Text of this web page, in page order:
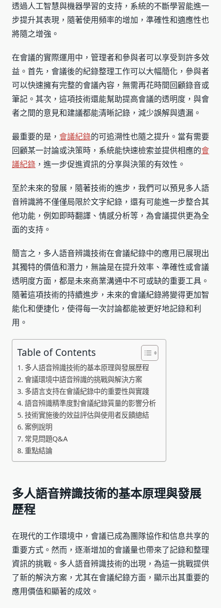
透過人工智慧與機器學習的支持，系統的不斷學習能進一
步提升其表現，隨著使用頻率的增加，準確性和適應性也
將隨之增強。
在會議的實際運用中，管理者和參與者可以享受到許多效
益。首先，會議後的紀錄整理工作可以大幅簡化，參與者
可以快速擁有完整的會議內容，無需再花時間回顧錄音或
筆記。其次，這項技術還能幫助提高會議的透明度，與會
者之間的意見和建議都能清晰記錄，減少誤解與遺漏。
最重要的是， 會議紀錄的可追溯性也隨之提升。當有需要
回顧某一討論或決策時，系統能快速檢索並提供相應的會
議紀錄 ，進一步促進資訊的分享與決策的有效性。
至於未來的發展，隨著技術的進步，我們可以預見多人語
音辨識將不僅僅局限於文字紀錄，還有可能進一步整合其
他功能，例如即時翻譯、情感分析等，為會議提供更為全
面的支持。
簡言之，多人語音辨識技術在會議紀錄中的應用已展現出
其獨特的價值和潛力，無論是在提升效率、準確性或會議
透明度方面，都是未來商業溝通中不可或缺的重要工具。
隨著這項技術的持續進步，未來的會議紀錄將變得更加智
能化和便捷化，使得每一次討論都能被更好地記錄和利
用。
Table of Contents
多人語音辨識技術的基本原理與發展歷程
會議環境中語音辨識的挑戰與解決方案
多語言支持在會議紀錄中的重要性與實踐
語音辨識精準度對會議紀錄質量的影響分析
技術實施後的效益評估與使用者反饋總結
案例說明
常見問題Q&A
重點結論
多人語音辨識技術的基本原理與發展
歷程
在現代的工作環境中，會議已成為團隊協作和信息共享的
重要方式。然而，逐漸增加的會議量也帶來了記錄和整理
資訊的挑戰。多人語音辨識技術的出現，為這一挑戰提供
了新的解決方案，尤其在會議紀錄方面，顯示出其重要的
應用價值和顯著的成效。